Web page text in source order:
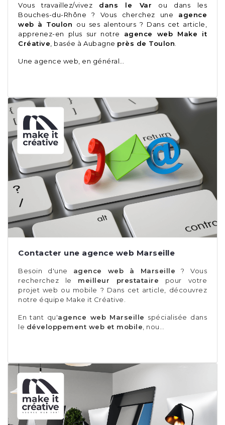
Vous travaillez/vivez dans le Var ou dans les
Bouches-du-Rhône ? Vous cherchez une agence
web à Toulon ou ses alentours ? Dans cet article,
apprenez-en plus sur notre agence web Make it
Créative , basée à Aubagne près de Toulon
Une agence web, en général…
Contacter une agence web Marseille
Besoin d'une agence web à Marseille ? Vous
recherchez le meilleur prestataire pour votre
projet web ou mobile ? Dans cet article, découvrez
notre équipe Make it Créative.
En tant qu'agence web Marseille spécialisée dans
le développement web et mobile , nou…